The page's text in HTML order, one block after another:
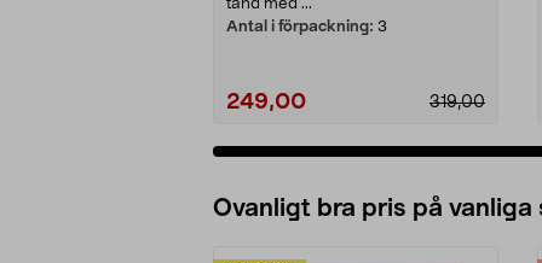
tand med ...
Antal i förpackning: 3
249,00 319,00
Ovanligt bra pris på vanliga